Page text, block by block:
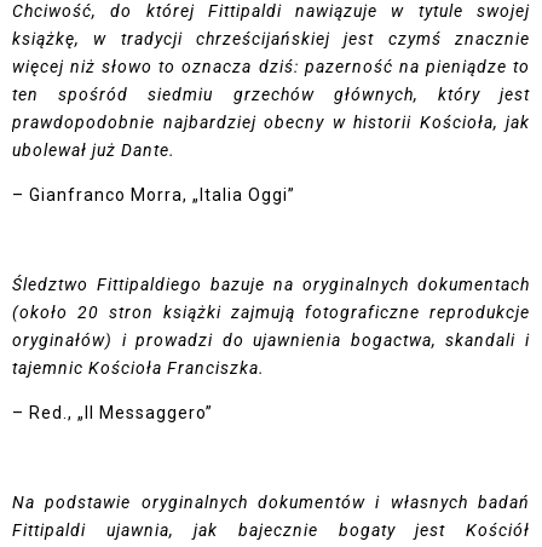
Chciwość, do której Fittipaldi nawiązuje w tytule swojej
książkę, w tradycji chrześcijańskiej jest czymś znacznie
więcej niż słowo to oznacza dziś: pazerność na pieniądze to
ten spośród siedmiu grzechów głównych, który jest
prawdopodobnie najbardziej obecny w historii Kościoła, jak
ubolewał już Dante.
– Gianfranco Morra, „Italia Oggi”
Śledztwo Fittipaldiego bazuje na oryginalnych dokumentach
(około 20 stron książki zajmują fotograficzne reprodukcje
oryginałów) i prowadzi do ujawnienia bogactwa, skandali i
tajemnic Kościoła Franciszka.
– Red., „Il Messaggero”
Na podstawie oryginalnych dokumentów i własnych badań
Fittipaldi ujawnia, jak bajecznie bogaty jest Kościół